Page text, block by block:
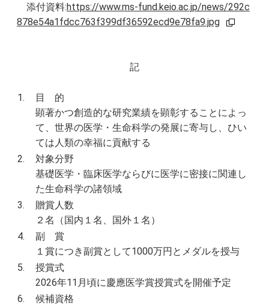
添付資料:https://www.ms-fund.keio.ac.jp/news/292c
878e54a1fdcc763f399df36592ecd9e78fa9.jpg
記
1.
目 的
顕著かつ創造的な研究業績を顕彰することによっ
て、世界の医学・⽣命科学の発展に寄与し、ひい
ては⼈類の幸福に貢献する
2.
対象分野
基礎医学・臨床医学ならびに医学に密接に関連し
た⽣命科学の諸領域
3.
贈賞人数
２名（国内１名、国外１名）
4.
副 賞
１賞につき副賞として1000万円とメダルを授与
5.
授賞式
2026年11月頃に慶應医学賞授賞式を開催予定
6.
候補資格